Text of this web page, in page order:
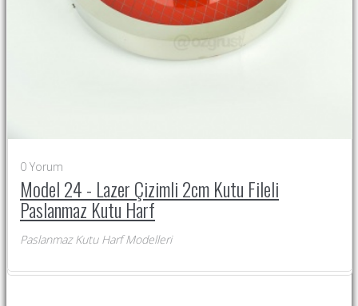
0 Yorum
Model 24 - Lazer Çizimli 2cm Kutu Fileli
Paslanmaz Kutu Harf
Paslanmaz Kutu Harf Modelleri